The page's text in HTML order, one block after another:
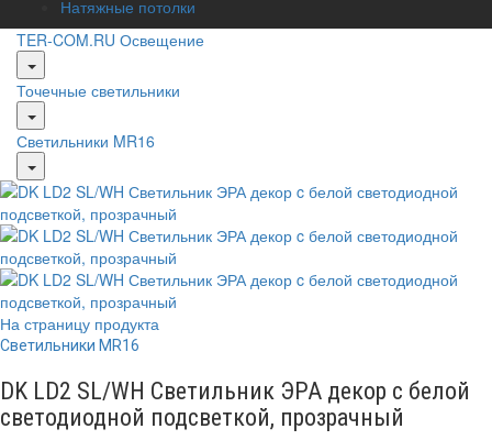
Натяжные потолки
TER-COM.RU Освещение
Точечные светильники
Светильники MR16
На страницу продукта
Светильники MR16
DK LD2 SL/WH Светильник ЭРА декор c белой
светодиодной подсветкой, прозрачный